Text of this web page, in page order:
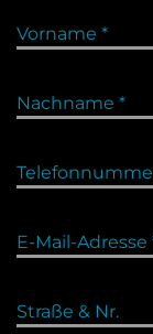
Vorname *
Nachname *
E-Mail-Adresse
Straße & Nr.